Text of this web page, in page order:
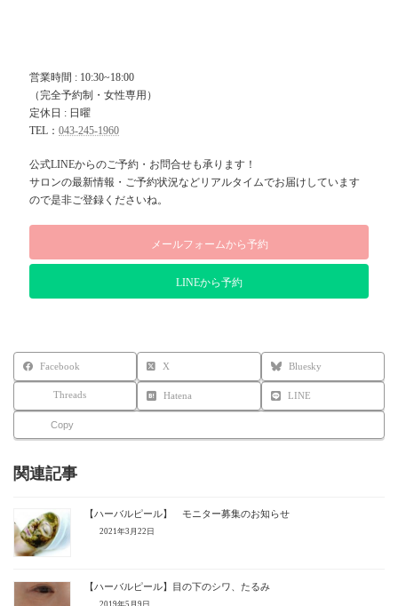
営業時間 : 10:30~18:00
（完全予約制・女性専用）
定休日 : 日曜
TEL：043-245-1960
公式LINEからのご予約・お問合せも承ります！
サロンの最新情報・ご予約状況などリアルタイムでお届けしています
ので是非ご登録くださいね。
メールフォームから予約
LINEから予約
Facebook X Bluesky
Threads Hatena LINE
Copy
関連記事
【ハーバルピール】 モニター募集のお知らせ
2021年3月22日
【ハーバルピール】目の下のシワ、たるみ
2019年5月9日